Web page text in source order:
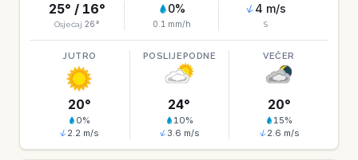
25° / 16°
Osjećaj 26°
0%
0.1 mm/h
4 m/s
S
JUTRO
20°
0%
2.2 m/s
POSLIJEPODNE
24°
10%
3.6 m/s
VEČER
20°
15%
2.6 m/s